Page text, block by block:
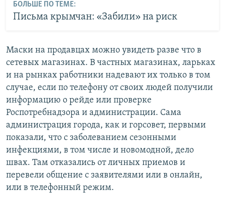
БОЛЬШЕ ПО ТЕМЕ:
Письма крымчан: «Забили» на риск
Маски на продавцах можно увидеть разве что в
сетевых магазинах. В частных магазинах, ларьках
и на рынках работники надевают их только в том
случае, если по телефону от своих людей получили
информацию о рейде или проверке
Роспотребнадзора и администрации. Сама
администрация города, как и горсовет, первыми
показали, что с заболеванием сезонными
инфекциями, в том числе и новомодной, дело
швах. Там отказались от личных приемов и
перевели общение с заявителями или в онлайн,
или в телефонный режим.